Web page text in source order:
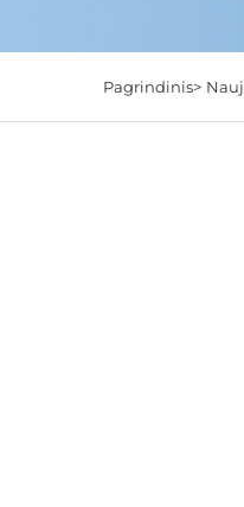
Pagrindinis>